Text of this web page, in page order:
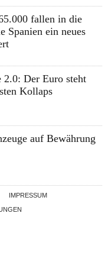
fallen in die
Spanien ein neues
2.0: Der Euro steht
Kollaps
auf Bewährung
IMPRESSUM